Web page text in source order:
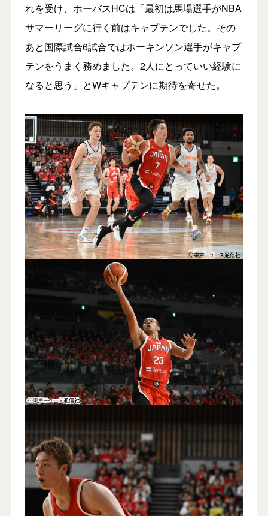
れを受け、ホーバスHCは「最初は馬場選手がNBA
サマーリーグに行く前はキャプテンでした。その
あと国際試合6試合ではホーキンソン選手がキャプ
テンをうまく務めました。2人にとっていい経験に
なると思う」とWキャプテンに期待を寄せた。